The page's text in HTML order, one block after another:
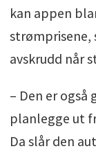
kan appen
strømprisene,
avskrudd når
– Den er
planlegge ut
Da slår den